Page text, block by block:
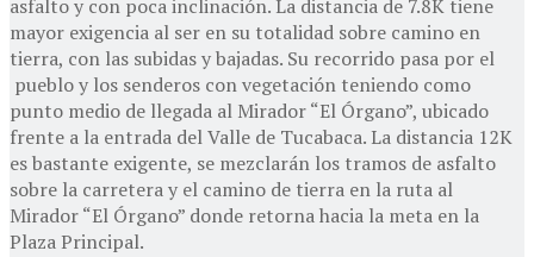
asfalto y con poca inclinación. La distancia de 7.8K tiene
mayor exigencia al ser en su totalidad sobre camino en
tierra, con las subidas y bajadas. Su recorrido pasa por el
pueblo y los senderos con vegetación teniendo como
punto medio de llegada al Mirador “El Órgano”, ubicado
frente a la entrada del Valle de Tucabaca. La distancia 12K
es bastante exigente, se mezclarán los tramos de asfalto
sobre la carretera y el camino de tierra en la ruta al
Mirador “El Órgano” donde retorna hacia la meta en la
Plaza Principal.